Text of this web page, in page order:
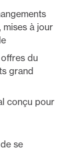
mises à jour
offres du
grand
conçu pour
se